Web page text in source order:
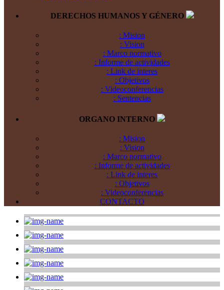
DERECHOS HUMANOS Y GÉNERO
: Mision
: Vision
: Marco normativo
: Informe de actividades
: Link de interes
: Objetivos
: Videoconferencias
: Sentencias
ORGANO INTERNO
: Mision
: Vision
: Marco normativo
: Informe de actividades
: Link de interes
: Objetivos
: Videoconferencias
CONTACTO